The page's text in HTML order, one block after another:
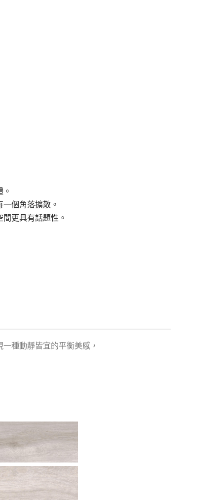
個角落擴散。
更具有話題性。
種動靜皆宜的平衡美感，